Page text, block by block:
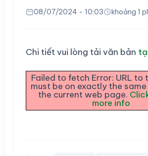
08/07/2024 - 10:03 khoảng 1
Chi tiết vui lòng tải văn bản
Failed to fetch Error: URL to
must be on exactly the
the current web page.
more info